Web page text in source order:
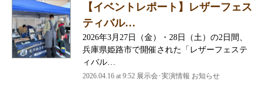
【イベントレポート】レザーフェス
ティバル…
2026年3月27日（金）・28日（土）の2日間、
兵庫県姫路市で開催された「レザーフェステ
ィバル…
2026.04.16 at 9:52 展示会･実演情報 お知らせ